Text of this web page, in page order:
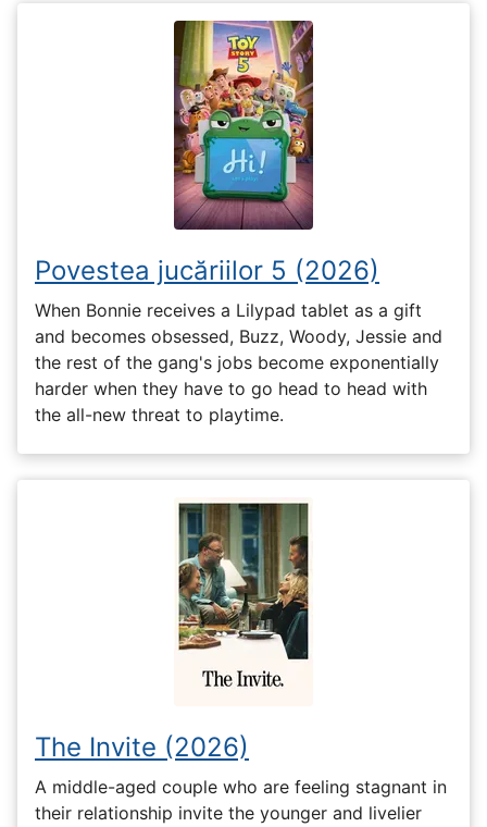
Povestea jucăriilor 5 (2026)
When Bonnie receives a Lilypad tablet as a gift
and becomes obsessed, Buzz, Woody, Jessie and
the rest of the gang's jobs become exponentially
harder when they have to go head to head with
the all-new threat to playtime.
The Invite (2026)
A middle-aged couple who are feeling stagnant in
their relationship invite the younger and livelier